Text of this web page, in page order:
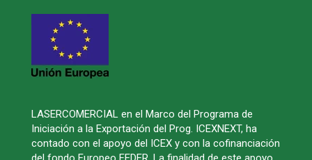
LASERCOMERCIAL en el Marco del Programa de
Iniciación a la Exportación del Prog. ICEXNEXT, ha
contado con el apoyo del ICEX y con la cofinanciación